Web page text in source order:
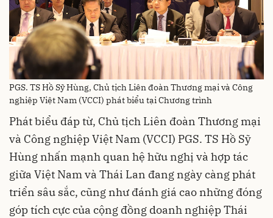
PGS. TS Hồ Sỹ Hùng, Chủ tịch Liên đoàn Thương mại và Công
nghiệp Việt Nam (VCCI) phát biểu tại Chương trình
Phát biểu đáp từ, Chủ tịch Liên đoàn Thương mại
và Công nghiệp Việt Nam (VCCI) PGS. TS Hồ Sỹ
Hùng nhấn mạnh quan hệ hữu nghị và hợp tác
giữa Việt Nam và Thái Lan đang ngày càng phát
triển sâu sắc, cũng như đánh giá cao những đóng
góp tích cực của cộng đồng doanh nghiệp Thái